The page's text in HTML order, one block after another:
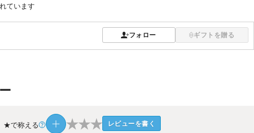
ています
フォロー ギフトを贈る
★で称える ★★★ レビューを書く